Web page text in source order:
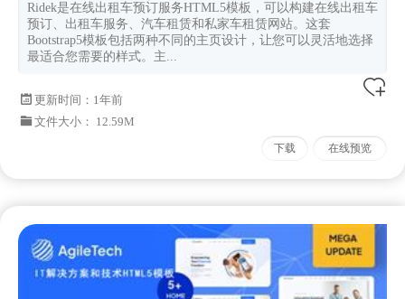
Ridek是在线出租车预订服务HTML5模板，可以构建在线出租车
预订、出租车服务、汽车租赁和私家车租赁网站。这套
Bootstrap5模板包括两种不同的主页设计，让您可以灵活地选择
最适合您需要的样式。主...
更新时间： 1年前
文件大小： 12.59M
下载 在线预览